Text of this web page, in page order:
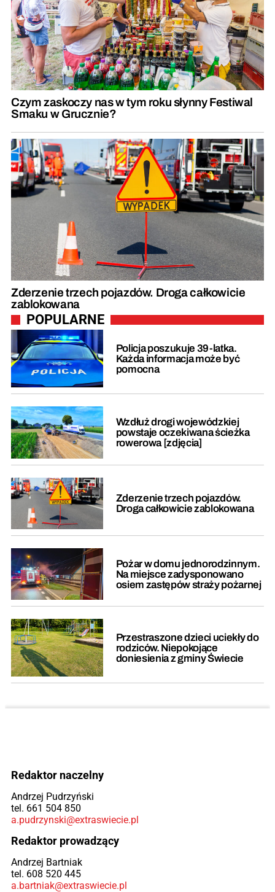
Czym zaskoczy nas w tym roku słynny Festiwal
Smaku w Grucznie?
Zderzenie trzech pojazdów. Droga całkowicie
zablokowana
POPULARNE
Policja poszukuje 39-latka.
Każda informacja może być
pomocna
Wzdłuż drogi wojewódzkiej
powstaje oczekiwana ścieżka
rowerowa [zdjęcia]
Zderzenie trzech pojazdów.
Droga całkowicie zablokowana
Pożar w domu jednorodzinnym.
Na miejsce zadysponowano
osiem zastępów straży pożarnej
Przestraszone dzieci uciekły do
rodziców. Niepokojące
doniesienia z gminy Świecie
Redaktor naczelny
Andrzej Pudrzyński
tel. 661 504 850
a.pudrzynski@extraswiecie.pl
Redaktor prowadzący
Andrzej Bartniak
tel. 608 520 445
a.bartniak@extraswiecie.pl